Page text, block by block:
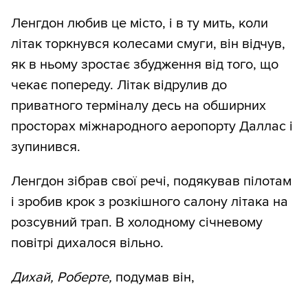
Ленгдон любив це місто, і в ту мить, коли
літак торкнувся колесами смуги, він відчув,
як в ньому зростає збудження від того, що
чекає попереду. Літак відрулив до
приватного терміналу десь на обширних
просторах міжнародного аеропорту Даллас і
зупинився.
Ленгдон зібрав свої речі, подякував пілотам
і зробив крок з розкішного салону літака на
розсувний трап. В холодному січневому
повітрі дихалося вільно.
Дихай, Роберте, подумав він,